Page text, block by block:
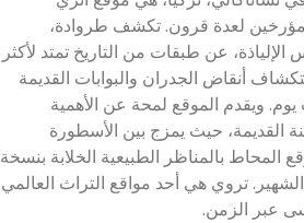
لعدة قرون. تكشف طروادة،
عن طبقات من التاريخ تمتد لأكثر
استكشاف أنقاض الجدران والبوابات القديمة
ويقدم الموقع لمحة عن الأهمية
القديمة، حيث يمزج بين الأسطورة
المحاط بالمناظر الطبيعية الخلابة بنسخة
تروي هي أحد مواقع التراث العالمي
عبر الزمن.